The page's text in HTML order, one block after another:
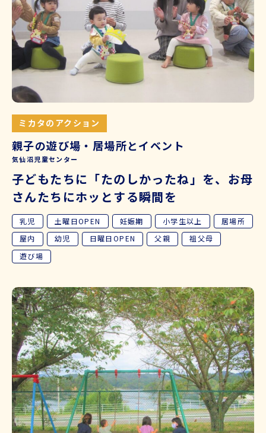
ミカタのアクション
親子の遊び場・居場所とイベント
気仙沼児童センター
子どもたちに「たのしかったね」を、お母
さんたちにホッとする瞬間を
乳児 土曜日OPEN 妊娠期 小学生以上
居場所
屋内
幼児 日曜日OPEN 父親
祖父母
遊び場